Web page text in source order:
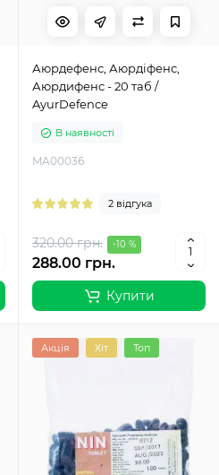
Аюрдефенс, Аюрдіфенс,
Аюрдифенс - 20 таб /
AyurDefence
В наявності
MA00036
2 відгука
320.00 грн. -10 %
288.00 грн.
Купити
Акція Хіт Топ